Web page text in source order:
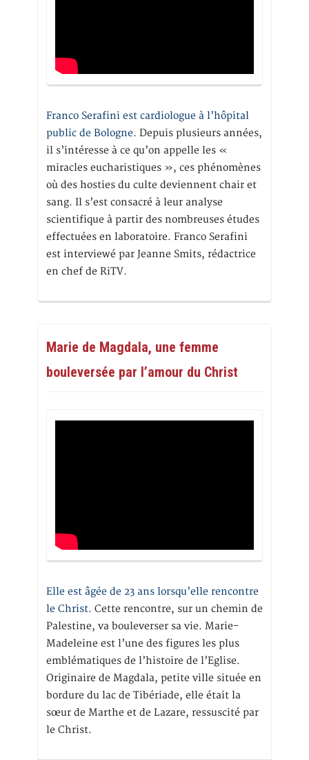
Franco Serafini est cardiologue à l’hôpital
public de Bologne. Depuis plusieurs années,
il s’intéresse à ce qu’on appelle les «
miracles eucharistiques », ces phénomènes
où des hosties du culte deviennent chair et
sang. Il s’est consacré à leur analyse
scientifique à partir des nombreuses études
effectuées en laboratoire. Franco Serafini
est interviewé par Jeanne Smits, rédactrice
en chef de RiTV.
Marie de Magdala, une femme
bouleversée par l’amour du Christ
Elle est âgée de 23 ans lorsqu’elle rencontre
le Christ. Cette rencontre, sur un chemin de
Palestine, va bouleverser sa vie. Marie-
Madeleine est l’une des figures les plus
emblématiques de l’histoire de l’Eglise.
Originaire de Magdala, petite ville située en
bordure du lac de Tibériade, elle était la
sœur de Marthe et de Lazare, ressuscité par
le Christ.